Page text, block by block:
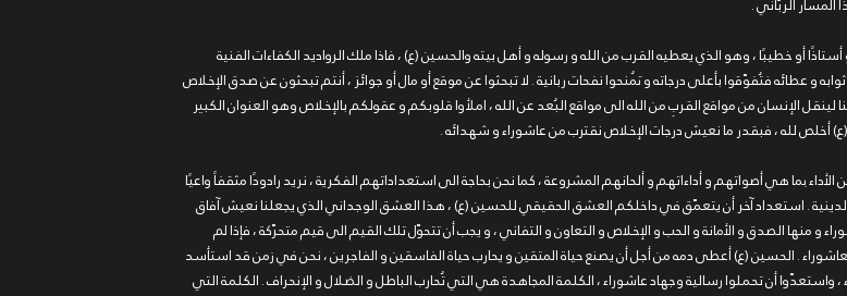
الربّاني .
أو خطيبًا ، وهو الذي يعطيه القرب من الله و رسوله و أهل بيته والحسين (ع) ، فاذا ملك الرواديد الكفاءات الفنية
و عطائه فتُفوّقوا بأعلى درجاته و تُمنحوا نفحات ربانية . لا تبحثوا عن موقع أو مال أو جوائز ، أنتم تبحثون عن صدق الإخلاص
الإنسان من مواقع القربِ من الله الى مواقع البُعد عن الله ، املأوا قلوبكم و عقولكم بالإخلاص وهو العنوان الكبير
أخلص لله ، فبقدر ما نعيش درجات الإخلاص نقترب من عاشوراء و شهدائه .
بما هي أصواتهم و أداءاتهم و ألحانهم المشروعة ، كما نحن بحاجة الى استعداداتهم الفكرية ، نريد رادودًا مثقفاً واعيًا
الدينية . استعداد آخر أن يتعمّق في داخلكم العشق الحقيقي للحسين (ع) ، هذا العشق الوجداني الذي يجعلنا نعيش آفاق
و منها الصدق و الأمانة و الحب و الإخلاص و التعاون و التفاني ، و يجب أن تتحوّل تلك القيم الى قيم متحرّكة ، فإذا لم
. الحسين (ع) أعطى دمه من أجل أن يصنع حياة المتقين و يحارب حياة الفاسقين و الفاجرين ، نحن في زمن قد استأسد
أن تحملوا رسالية وجهاد عاشوراء ، الكلمة المجاهدة هي التي تُحارب الباطل و الضلال و الإنحراف . الكلمة التي